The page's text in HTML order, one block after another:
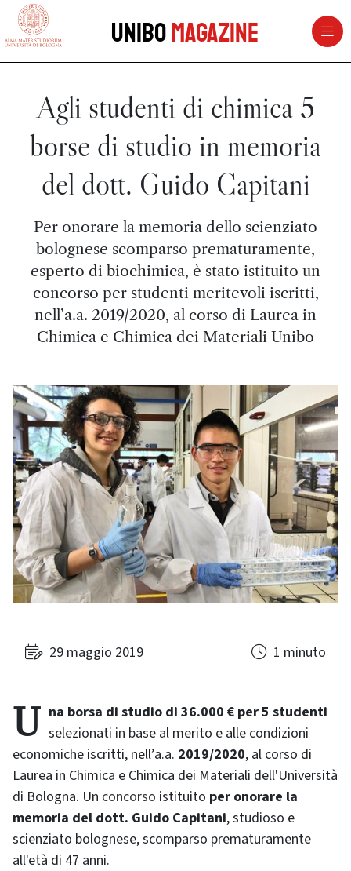
vai al contenuto della pagina
UniboMagazine
Agli studenti di chimica 5
borse di studio in memoria
del dott. Guido Capitani
Per onorare la memoria dello scienziato
bolognese scomparso prematuramente,
esperto di biochimica, è stato istituito un
concorso per studenti meritevoli iscritti,
nell’a.a. 2019/2020, al corso di Laurea in
Chimica e Chimica dei Materiali Unibo
29 maggio 2019 1 minuto
Una borsa di studio di 36.000 € per 5 studenti
selezionati in base al merito e alle condizioni
economiche iscritti, nell’a.a. 2019/2020, al corso di
Laurea in Chimica e Chimica dei Materiali dell'Università
di Bologna. Un concorso istituito per onorare la
memoria del dott. Guido Capitani, studioso e
scienziato bolognese, scomparso prematuramente
all'età di 47 anni.